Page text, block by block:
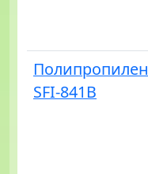
Полипропилен
SFI-841B